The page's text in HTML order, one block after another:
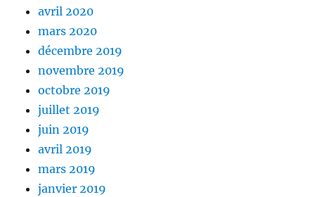
avril 2020
mars 2020
décembre 2019
novembre 2019
octobre 2019
juillet 2019
juin 2019
avril 2019
mars 2019
janvier 2019